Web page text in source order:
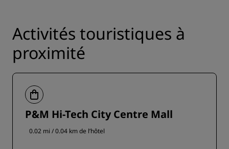
Activités touristiques à
proximité
P&M Hi-Tech City Centre Mall
0.02 mi / 0.04 km de l’hôtel